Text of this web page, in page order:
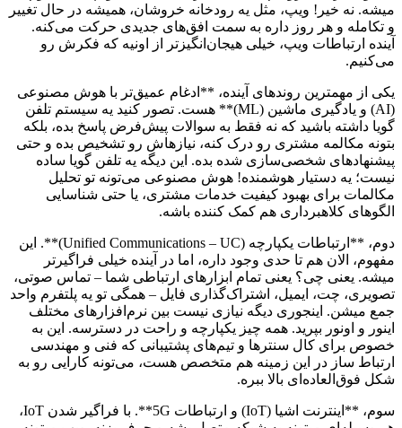
میشه. نه خیر! ویپ، مثل یه رودخانه خروشان، همیشه در حال تغییر
و تکامله و هر روز داره به سمت افق‌های جدیدی حرکت می‌کنه.
آینده ارتباطات ویپ، خیلی هیجان‌انگیزتر از اونیه که فکرش رو
می‌کنیم.
یکی از مهمترین روندهای آینده، **ادغام عمیق‌تر با هوش مصنوعی
(AI) و یادگیری ماشین (ML)** هست. تصور کنید یه سیستم تلفن
گویا داشته باشید که نه فقط به سوالات پیش‌فرض پاسخ بده، بلکه
بتونه مکالمه مشتری رو درک کنه، نیازهاش رو تشخیص بده و حتی
پیشنهادهای شخصی‌سازی شده بده. این دیگه یه تلفن گویا ساده
نیست؛ یه دستیار هوشمنده! هوش مصنوعی می‌تونه تو تحلیل
مکالمات برای بهبود کیفیت خدمات مشتری، یا حتی شناسایی
الگوهای کلاهبرداری هم کمک کننده باشه.
دوم، **ارتباطات یکپارچه (Unified Communications – UC)**. این
مفهوم، الان هم تا حدی وجود داره، اما در آینده خیلی فراگیرتر
میشه. یعنی چی؟ یعنی تمام ابزارهای ارتباطی شما – تماس صوتی،
تصویری، چت، ایمیل، اشتراک‌گذاری فایل – همگی تو یه پلتفرم واحد
جمع میشن. اینجوری دیگه نیازی نیست بین نرم‌افزارهای مختلف
اینور و اونور بپرید. همه چیز یکپارچه و راحت در دسترسه. این به
خصوص برای کال سنترها و تیم‌های پشتیبانی که فنی و مهندسی
ارتباط ساز در این زمینه هم متخصص هست، می‌تونه کارایی رو به
شکل فوق‌العاده‌ای بالا ببره.
سوم، **اینترنت اشیا (IoT) و ارتباطات 5G**. با فراگیر شدن IoT،